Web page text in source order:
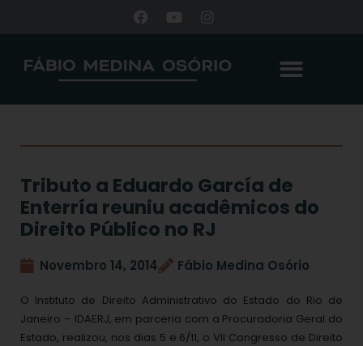
Tributo a Eduardo García de
Enterría reuniu acadêmicos do
Direito Público no RJ
Novembro 14, 2014 Fábio Medina Osório
O Instituto de Direito Administrativo do Estado do Rio de
Janeiro – IDAERJ, em parceria com a Procuradoria Geral do
Estado, realizou, nos dias 5 e 6/11, o VII Congresso de Direito